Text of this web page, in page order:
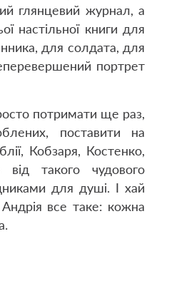
глянцевий журнал, а
настільної книги для
для солдата, для
портрет
потримати ще раз,
поставити на
Кобзаря, Костенко,
від такого чудового
для душі. І хай
все таке: кожна